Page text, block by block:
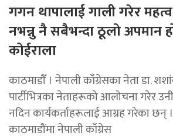
गगन थापालाई गाली गरेर
नभन्नु नै सबैभन्दा ठूलो अपमान
कोईराला
काठमाडाैँ । नेपाली काँग्रेसका नेता डा.
पार्टीभित्रका नेताहरूको आलोचना गरेर
नदिन कार्यकर्ताहरूलाई आग्रह गरेका छन्
काठमाडौंमा नेपाली काँग्रेस